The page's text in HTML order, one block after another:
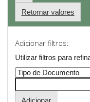
Retornar valores
Adicionar filtros:
Utilizar filtros para